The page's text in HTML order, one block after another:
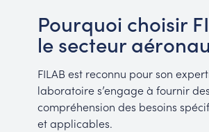
Pourquoi choisir
le secteur
FILAB est reconnu pour son
laboratoire s’engage à fournir
compréhension des besoins
et applicables.